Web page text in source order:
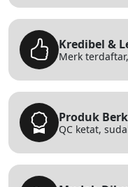
Kredibel &
Merk
Produk
QC ketat,